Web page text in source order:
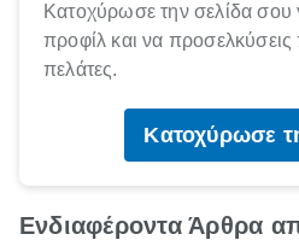
Κατοχύρωσε την σελίδα σου
προφίλ και να προσελκύσεις
πελάτες.
Κατοχύρωσε
Ενδιαφέροντα Άρθρα